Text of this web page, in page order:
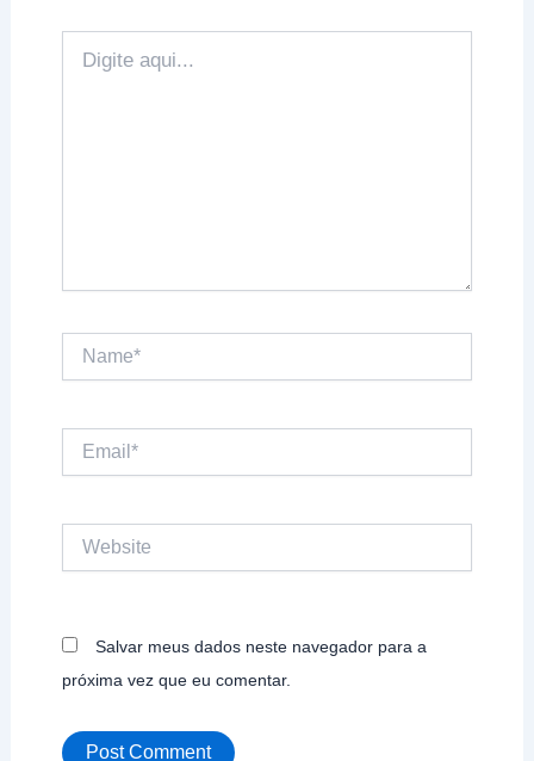
aqui...
Name*
Salvar meus dados neste navegador para a
próxima vez que eu comentar.